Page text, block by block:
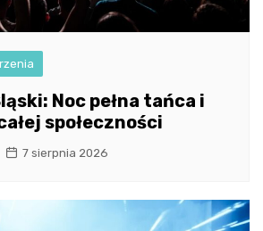
Noc pełna tańca i
społeczności
7 sierpnia 2026